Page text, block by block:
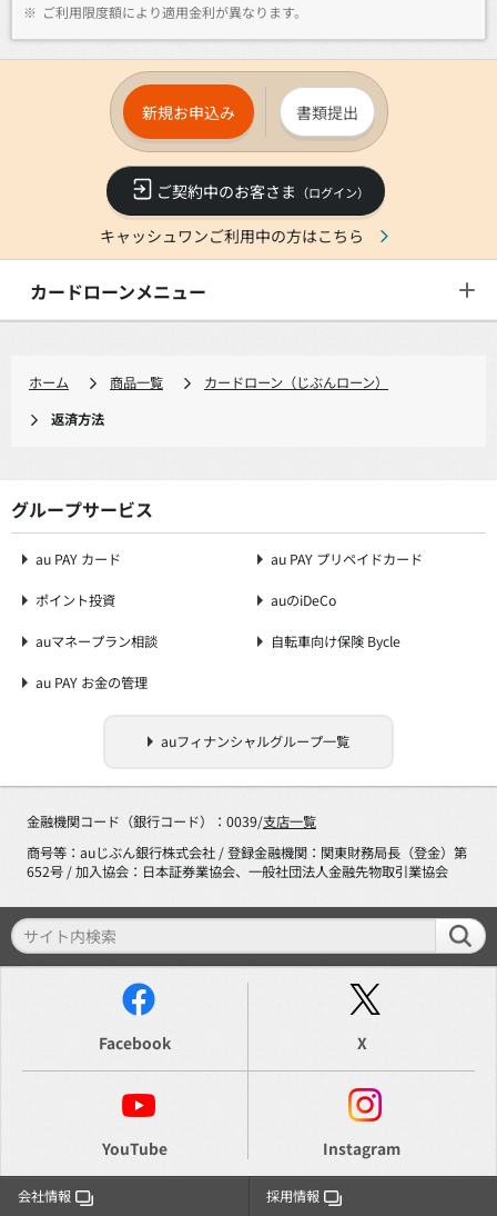
※ ご利用限度額により適用金利が異なります。
新規お申込み 書類提出
ご契約中のお客さま （ログイン）
キャッシュワンご利用中の方はこちら
カードローンメニュー
ホーム 商品一覧
カードローン（じぶんローン）
返済方法
グループサービス
au PAY カード au PAY プリペイドカード
ポイント投資 auのiDeCo
auマネープラン相談 自転車向け保険 Bycle
au PAY お金の管理
auフィナンシャルグループ一覧
金融機関コード（銀行コード）：0039/支店一覧
商号等：auじぶん銀行株式会社 / 登録金融機関：関東財務局長（登金）第
652号 / 加入協会：日本証券業協会、一般社団法人金融先物取引業協会
Facebook X
YouTube Instagram
会社情報 採用情報